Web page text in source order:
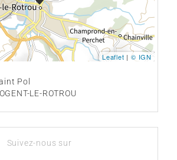
Leaflet | © IGN
Pol
LE-ROTROU
Suivez-nous sur